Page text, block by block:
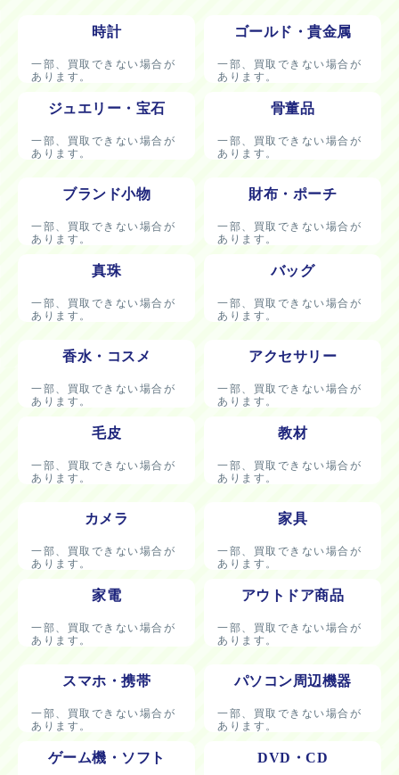
時計
一部、買取できない場合が
あります。
ゴールド・貴金属
一部、買取できない場合が
あります。
ジュエリー・宝石
一部、買取できない場合が
あります。
骨董品
一部、買取できない場合が
あります。
ブランド小物
一部、買取できない場合が
あります。
財布・ポーチ
一部、買取できない場合が
あります。
真珠
一部、買取できない場合が
あります。
バッグ
一部、買取できない場合が
あります。
香水・コスメ
一部、買取できない場合が
あります。
アクセサリー
一部、買取できない場合が
あります。
毛皮
一部、買取できない場合が
あります。
教材
一部、買取できない場合が
あります。
カメラ
一部、買取できない場合が
あります。
家具
一部、買取できない場合が
あります。
家電
一部、買取できない場合が
あります。
アウトドア商品
一部、買取できない場合が
あります。
スマホ・携帯
一部、買取できない場合が
あります。
パソコン周辺機器
一部、買取できない場合が
あります。
ゲーム機・ソフト DVD・CD